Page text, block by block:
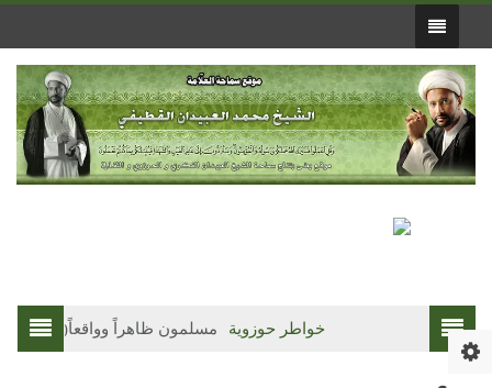
خواطر حوزوية مسلمون ظاهراً وواقعاً(3)